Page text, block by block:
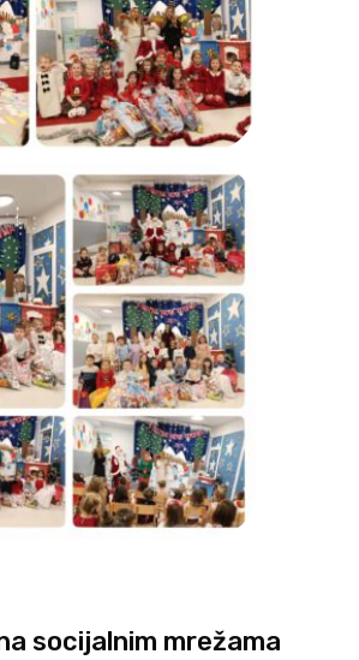
socijalnim mrežama